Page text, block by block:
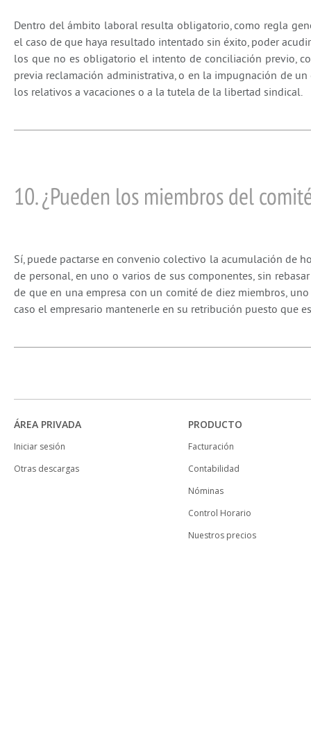
Dentro del ámbito laboral resulta obligatorio, como regla
el caso de que haya resultado intentado sin éxito, poder
los que no es obligatorio el intento de conciliación previo,
previa reclamación administrativa, o en la impugnación de
los relativos a vacaciones o a la tutela de la libertad sindical.
10. ¿Pueden los miembros del
Sí, puede pactarse en convenio colectivo la acumulación de
de personal, en uno o varios de sus componentes, sin
de que en una empresa con un comité de diez miembros,
caso el empresario mantenerle en su retribución puesto que
ÁREA PRIVADA
Iniciar sesión
Otras descargas
PRODUCTO
Facturación
Contabilidad
Nóminas
Control Horario
Nuestros precios